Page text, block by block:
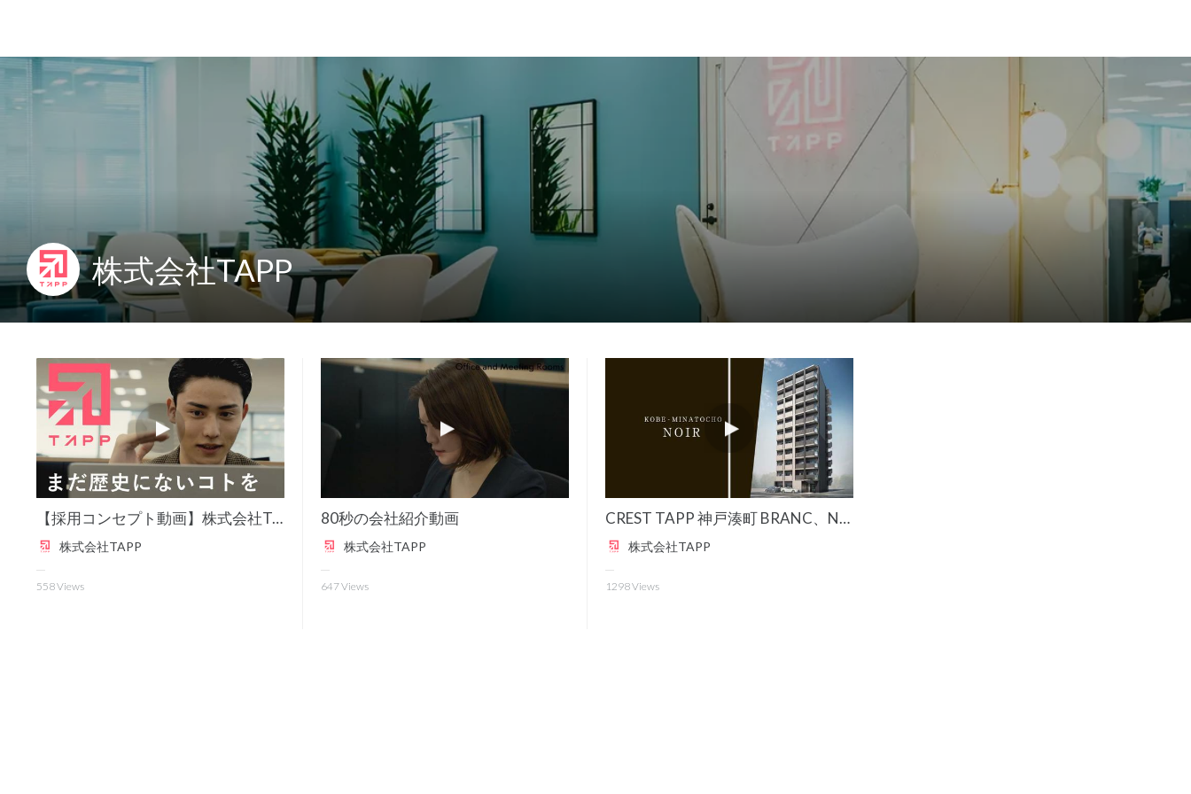
株式会社TAPP
【採用コンセプト動画】株式会社TAPP〜まだ歴史にないコトを
株式会社TAPP
558Views
80秒の会社紹介動画
株式会社TAPP
647Views
CREST TAPP 神戸湊町 BRANC、NOIR紹介動画
株式会社TAPP
1298Views